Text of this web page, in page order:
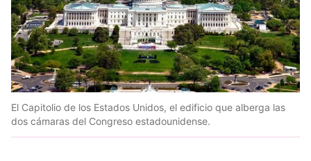
El Capitolio de los Estados Unidos, el edificio que alberga las
dos cámaras del Congreso estadounidense.